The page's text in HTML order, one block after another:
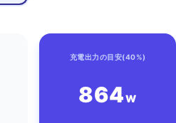
充電出力の目安(40%)
864W